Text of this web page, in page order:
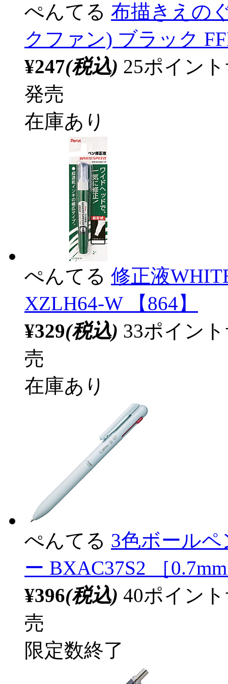
ぺんてる 布描きえの
クファン) ブラック
¥247(税込) 25ポイン
発売
在庫あり
ぺんてる 修正液
XZLH64-W 【864】
¥329(税込) 33ポイン
売
在庫あり
ぺんてる 3色ボールペ
ー BXAC37S2 ［
¥396(税込) 40ポイン
売
限定数終了